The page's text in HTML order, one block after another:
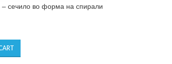
– сечило во форма на спирали